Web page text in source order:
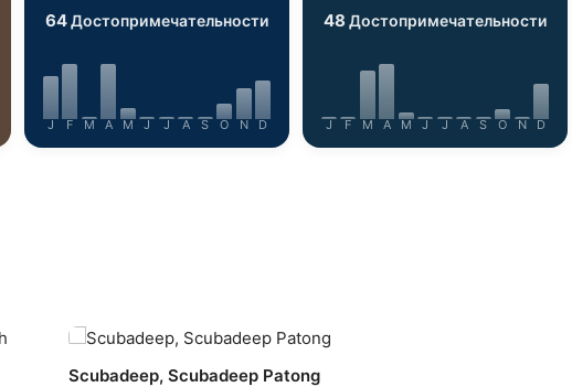
64Достопримечательности
J F M A M J J A S O N D
48 Достопримечательности
J F M A M J J A S O N D
Scubadeep, Scubadeep Patong